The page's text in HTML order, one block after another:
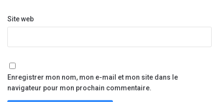
Site web
Enregistrer mon nom, mon e-mail et mon site dans le
navigateur pour mon prochain commentaire.